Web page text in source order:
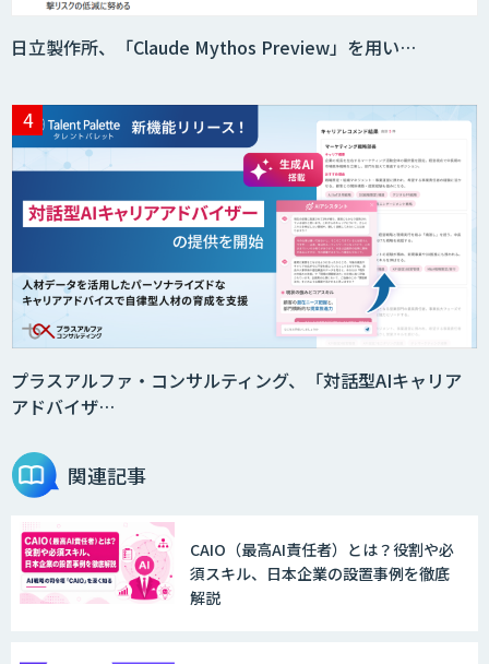
日立製作所、「Claude Mythos Preview」を用い…
プラスアルファ・コンサルティング、「対話型AIキャリア
アドバイザ…
関連記事
CAIO（最高AI責任者）とは？役割や必
須スキル、日本企業の設置事例を徹底
解説